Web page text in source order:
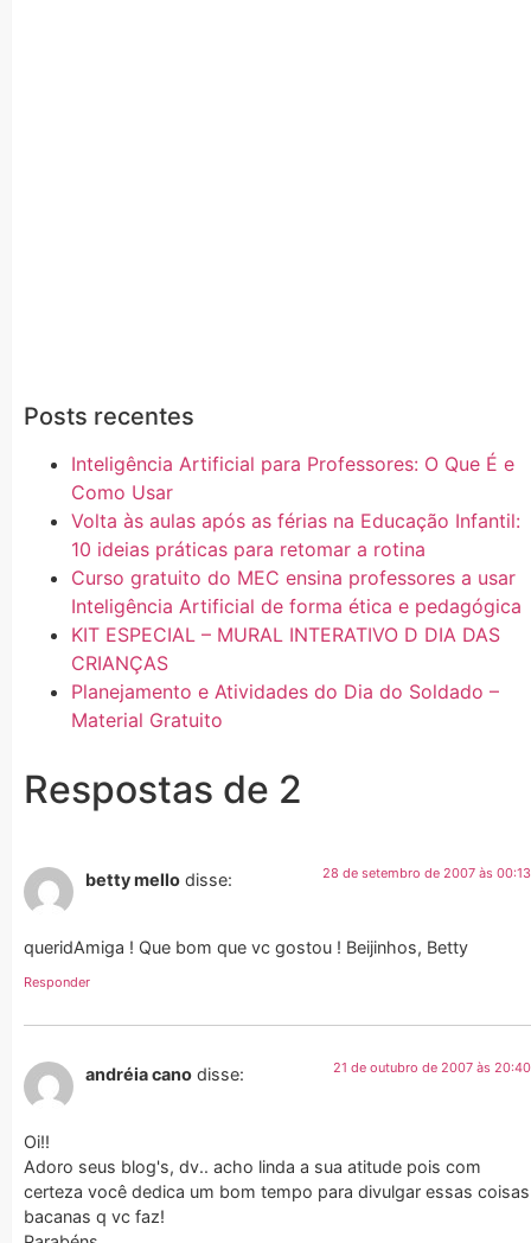
Posts recentes
Inteligência Artificial para Professores: O Que É e
Como Usar
Volta às aulas após as férias na Educação Infantil:
10 ideias práticas para retomar a rotina
Curso gratuito do MEC ensina professores a usar
Inteligência Artificial de forma ética e pedagógica
KIT ESPECIAL – MURAL INTERATIVO D DIA DAS
CRIANÇAS
Planejamento e Atividades do Dia do Soldado –
Material Gratuito
Respostas de 2
betty mello disse: 28 de setembro de 2007 às 00:13
queridAmiga ! Que bom que vc gostou ! Beijinhos, Betty
Responder
andréia cano disse: 21 de outubro de 2007 às 20:40
Oi!!
Adoro seus blog's, dv.. acho linda a sua atitude pois com
certeza você dedica um bom tempo para divulgar essas coisas
bacanas q vc faz!